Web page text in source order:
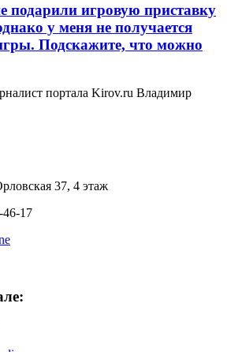
подарили игровую приставку
у меня не получается
Подскажите, что можно
портала Kirov.ru Владимир
37, 4 этаж
46-17